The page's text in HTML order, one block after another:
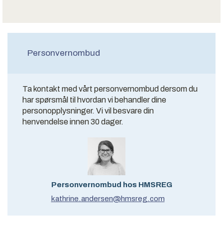
Personvernombud
Ta kontakt med vårt personvernombud dersom du
har spørsmål til hvordan vi behandler dine
personopplysninger. Vi vil besvare din
henvendelse innen 30 dager.
Personvernombud hos HMSREG
kathrine.andersen@hmsreg.com